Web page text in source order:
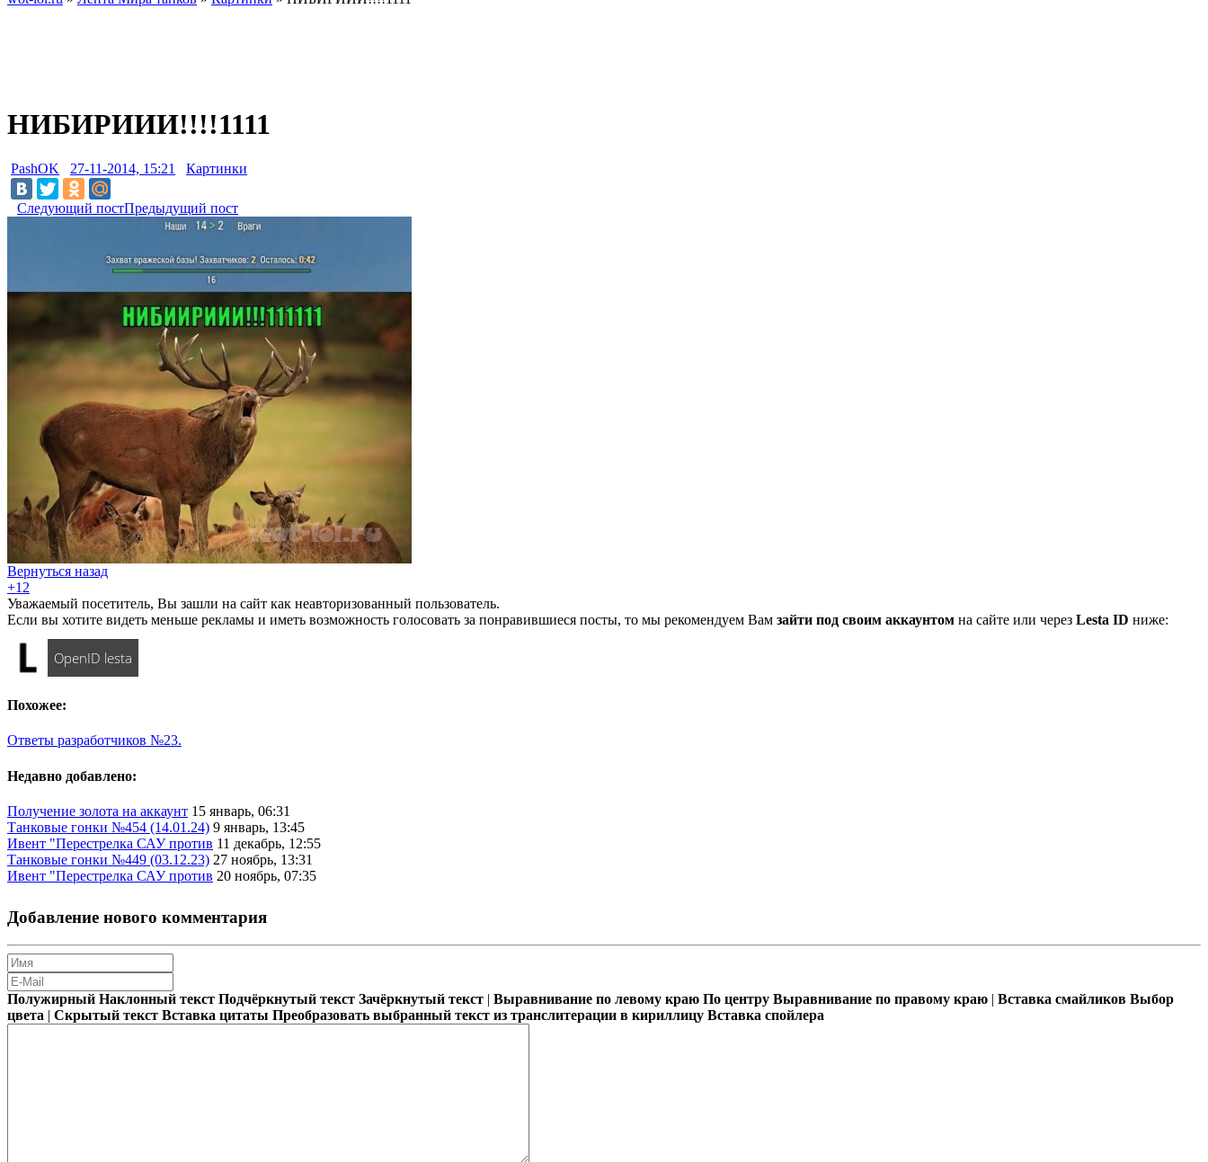
НИБИРИИИ!!!!1111
PashOK 27-11-2014, 15:21 Картинки
Следующий постПредыдущий пост
Вернуться назад
+12
Уважаемый посетитель, Вы зашли на сайт как неавторизованный пользователь.
Если вы хотите видеть меньше рекламы и иметь возможность голосовать за понравившиеся посты, то мы рекомендуем Вам зайти под своим аккаунтом на сайте или через Lesta ID ниже:
OpenID lesta
Похожее:
Ответы разработчиков №23.
Недавно добавлено:
Получение золота на аккаунт 15 январь, 06:31
Танковые гонки №454 (14.01.24) 9 январь, 13:45
Ивент "Перестрелка САУ против 11 декабрь, 12:55
Танковые гонки №449 (03.12.23) 27 ноябрь, 13:31
Ивент "Перестрелка САУ против 20 ноябрь, 07:35
Добавление нового комментария
Полужирный Наклонный текст Подчёркнутый текст Зачёркнутый текст | Выравнивание по левому краю По центру Выравнивание по правому краю | Вставка смайликов Выбор
цвета | Скрытый текст Вставка цитаты Преобразовать выбранный текст из транслитерации в кириллицу Вставка спойлера